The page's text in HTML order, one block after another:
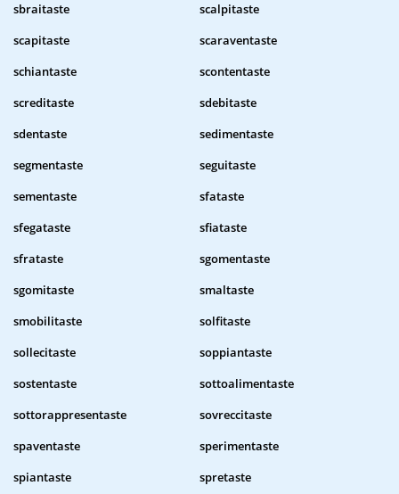
sbraitaste
scalpitaste
scapitaste
scaraventaste
schiantaste
scontentaste
screditaste
sdebitaste
sdentaste
sedimentaste
segmentaste
seguitaste
sementaste
sfataste
sfegataste
sfiataste
sfrataste
sgomentaste
sgomitaste
smaltaste
smobilitaste
solfitaste
sollecitaste
soppiantaste
sostentaste
sottoalimentaste
sottorappresentaste
sovreccitaste
spaventaste
sperimentaste
spiantaste
spretaste